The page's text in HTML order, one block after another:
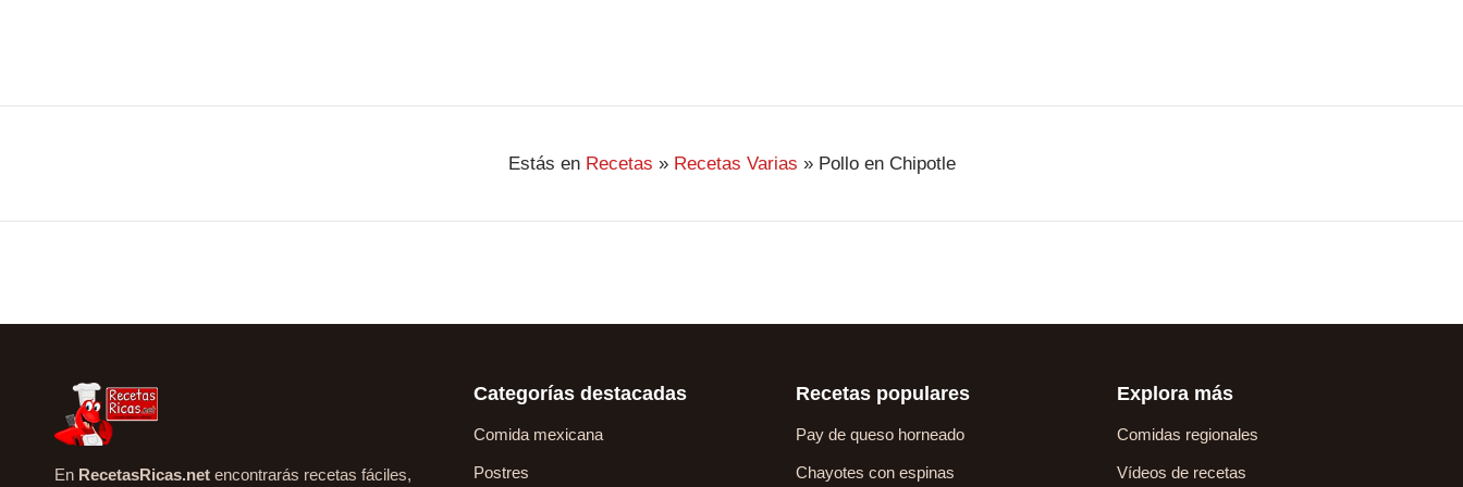
Estás en Recetas » Recetas Varias » Pollo en Chipotle
En RecetasRicas.net encontrarás recetas fáciles,
Categorías destacadas
Comida mexicana
Postres
Recetas populares
Pay de queso horneado
Chayotes con espinas
Explora más
Comidas regionales
Vídeos de recetas